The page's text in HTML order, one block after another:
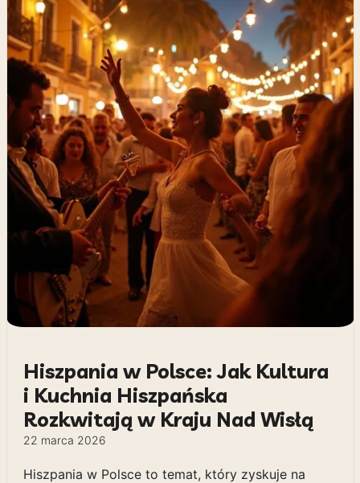
Hiszpania w Polsce: Jak Kultura
i Kuchnia Hiszpańska
Rozkwitają w Kraju Nad Wisłą
22 marca 2026
Hiszpania w Polsce to temat, który zyskuje na